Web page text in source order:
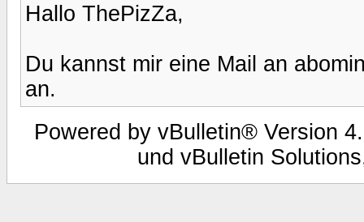
Hallo ThePizZa,
Du kannst mir eine Mail an
an.
Powered by vBulletin® Version
und vBulletin